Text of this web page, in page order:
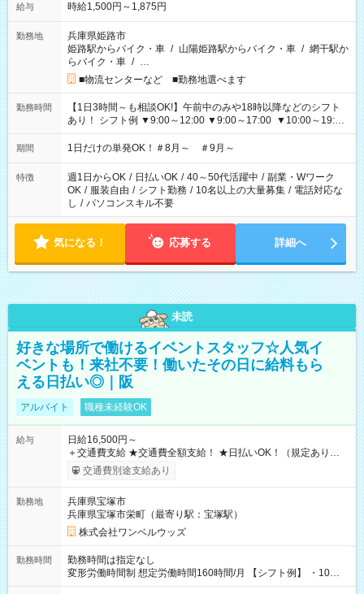
給与 時給1,500円～1,875円
勤務地
兵庫県姫路市
姫路駅からバイク・車 / 山陽姫路駅からバイク・車 / 網干駅か
らバイク・車 / …
■物流センターなど ■勤務地選べます
勤務時間
【1日3時間～も相談OK!】午前中のみや18時以降などのシフト
あり！ シフト例 ▼9:00～12:00 ▼9:00～17:00 ▼10:00～19:00
▼18:00～21:00
期間 1日だけの単発OK！＃8月～ ＃9月～
特徴 週1日からOK / 日払いOK / 40～50代活躍中 / 副業・Wワーク
OK / 服装自由 / シフト勤務 / 10名以上の大量募集 / 電話対応な
し / パソコンスキル不要
気になる！ 応募する 詳細へ
未読
好きな場所で働けるイベントスタッフ☆人気イ
ベントも！来社不要！働いたその日に給料もら
える日払い◎｜阪
アルバイト 職種未経験OK
給与
日給16,500円～
＋交通費支給 ★交通費全額支給！ ★日払いOK！（規定あり） ┗
働いたその日に現金GET♪ お仕事後はコンビニATMから 日払
交通費別途支給あり
勤務地
兵庫県宝塚市
兵庫県宝塚市栄町（最寄り駅：宝塚駅）
株式会社ワンベルウッズ
勤務時間
勤務時間は指定なし
変形労働時間制 想定労働時間160時間/月 【シフト例】 ・10：
00～20：00